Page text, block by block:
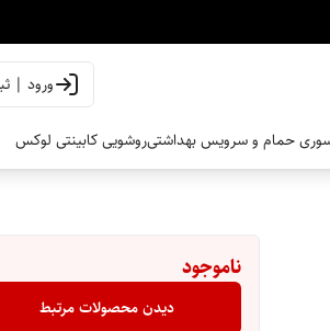
ورود |
حمام و سرویس بهداشتیروشویی کابینتی لوکس
ناموجود
دیدن محصولات مرتبط